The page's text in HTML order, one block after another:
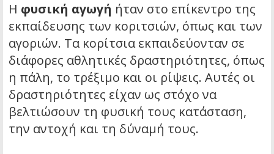
Η φυσική αγωγή ήταν στο επίκεντρο της
εκπαίδευσης των κοριτσιών, όπως και των
αγοριών. Τα κορίτσια εκπαιδεύονταν σε
διάφορες αθλητικές δραστηριότητες, όπως
η πάλη, το τρέξιμο και οι ρίψεις. Αυτές οι
δραστηριότητες είχαν ως στόχο να
βελτιώσουν τη φυσική τους κατάσταση,
την αντοχή και τη δύναμή τους.